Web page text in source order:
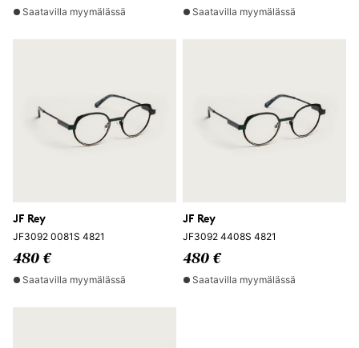
Saatavilla myymälässä Saatavilla myymälässä
JF Rey
JF3092 0081S 4821
480 €
Saatavilla myymälässä
JF Rey
JF3092 4408S 4821
480 €
Saatavilla myymälässä